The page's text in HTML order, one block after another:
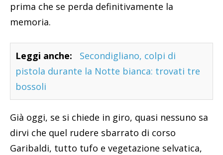
prima che se perda definitivamente la
memoria.
Leggi anche:
Secondigliano, colpi di
pistola durante la Notte bianca: trovati tre
bossoli
Già oggi, se si chiede in giro, quasi nessuno sa
dirvi che quel rudere sbarrato di corso
Garibaldi, tutto tufo e vegetazione selvatica,